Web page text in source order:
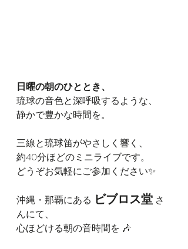
日曜の朝のひととき、
琉球の音色と深呼吸するような、
静かで豊かな時間を。
三線と琉球笛がやさしく響く、
約40分ほどのミニライブです。
どうぞお気軽にご参加ください✨
沖縄・那覇にある ビブロス堂 さ
んにて、
心ほどける朝の音時間を 🎶